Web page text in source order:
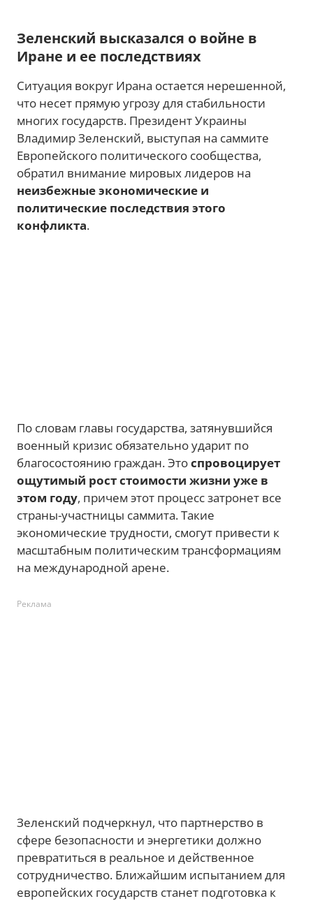
Зеленский высказался о войне в
Иране и ее последствиях
Ситуация вокруг Ирана остается нерешенной,
что несет прямую угрозу для стабильности
многих государств. Президент Украины
Владимир Зеленский, выступая на саммите
Европейского политического сообщества,
обратил внимание мировых лидеров на
неизбежные экономические и
политические последствия этого
конфликта.
По словам главы государства, затянувшийся
военный кризис обязательно ударит по
благосостоянию граждан. Этоспровоцирует
ощутимый рост стоимости жизни уже в
этом году, причем этот процесс затронет все
страны-участницы саммита. Такие
экономические трудности, смогут привести к
масштабным политическим трансформациям
на международной арене.
Реклама
Зеленский подчеркнул, что партнерство в
сфере безопасности и энергетики должно
превратиться в реальное и действенное
сотрудничество. Ближайшим испытанием для
европейских государств станет подготовка к